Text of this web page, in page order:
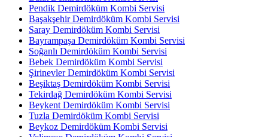
Pendik Demirdöküm Kombi Servisi
Başakşehir Demirdöküm Kombi Servisi
Saray Demirdöküm Kombi Servisi
Bayrampaşa Demirdöküm Kombi Servisi
Soğanlı Demirdöküm Kombi Servisi
Bebek Demirdöküm Kombi Servisi
Şirinevler Demirdöküm Kombi Servisi
Beşiktaş Demirdöküm Kombi Servisi
Tekirdağ Demirdöküm Kombi Servisi
Beykent Demirdöküm Kombi Servisi
Tuzla Demirdöküm Kombi Servisi
Beykoz Demirdöküm Kombi Servisi